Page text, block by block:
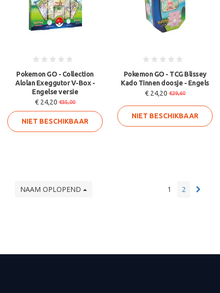
Pokemon GO - Collection
Alolan Exeggutor V-Box -
Engelse versie
€ 24,20 €35,00
NIET BESCHIKBAAR
Pokemon GO - TCG Blissey
Kado Tinnen doosje - Engels
€ 24,20 €29,60
NIET BESCHIKBAAR
NAAM OPLOPEND 1 2